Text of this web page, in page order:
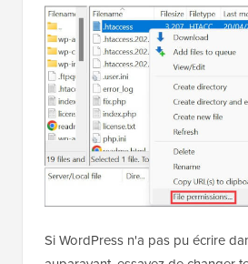
Si WordPress n'a pas pu écrire